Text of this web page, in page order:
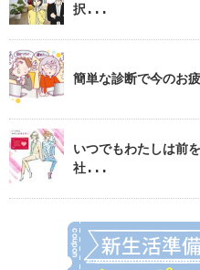
択...
簡単な診断で今のお
いつでもわたしは前
社...